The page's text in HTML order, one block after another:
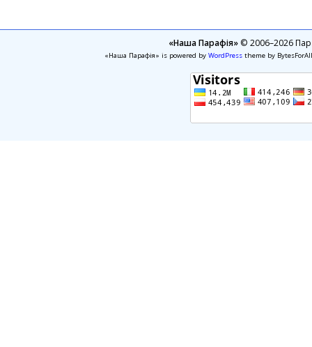
«Наша Парафія»© 2006–2026
«Наша Парафія» is powered by WordPresstheme by